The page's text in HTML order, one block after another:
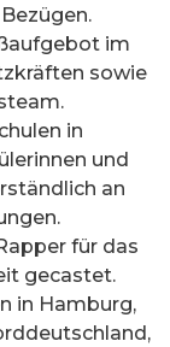
im
sowie
in
und
an
für das
gecastet.
in Hamburg,